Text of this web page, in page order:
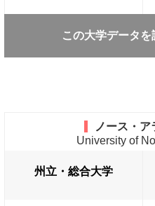
この大学データ
ノース・
University of
州立・総合大学